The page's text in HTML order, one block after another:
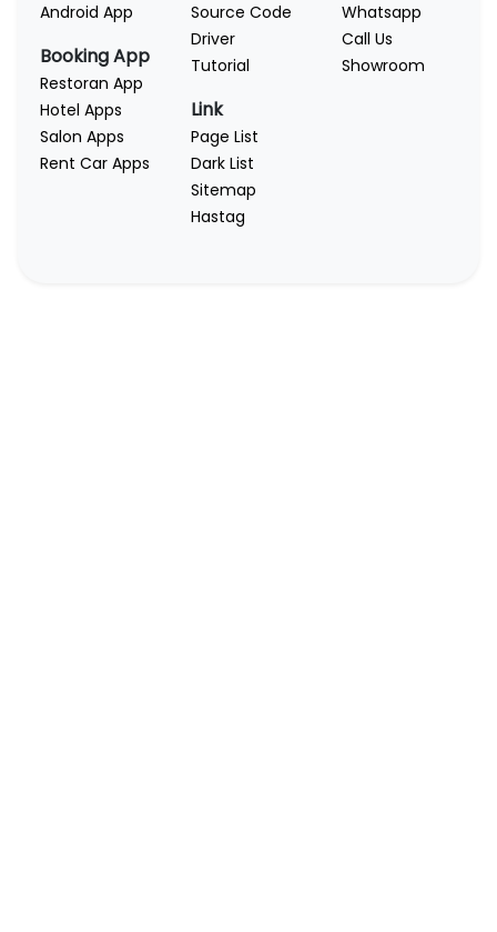
Android App
Booking App
Restoran App
Hotel Apps
Salon Apps
Rent Car Apps
Source Code
Driver
Tutorial
Link
Page List
Dark List
Sitemap
Hastag
Whatsapp
Call Us
Showroom